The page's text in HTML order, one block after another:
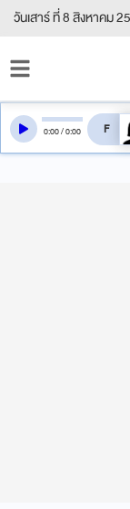
วันเสาร์ ที่ 8 สิงหาคม
0:00/0:00